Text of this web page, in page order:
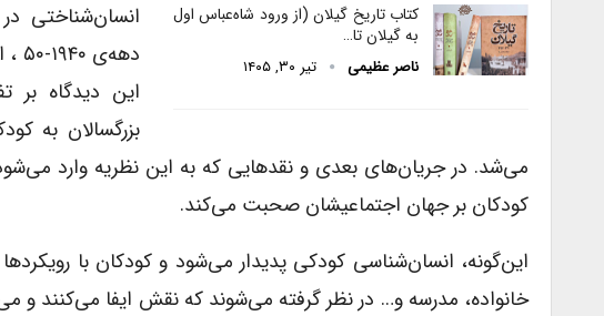
کتاب تاریخ گیلان (از ورود شاه‌عباس اول
به گیلان تا…
ناصر عظیمی تیر ۳۰, ۱۴۰۵
انسان‌شناختی
این دیدگاه بر
بزرگسالان به
می‌شد. در جریان‌های بعدی و نقدهایی که به این نظریه وارد
کودکان بر جهان اجتماعیشان صحبت می‌کند.
این‌گونه، انسان‌شناسی کودکی پدیدار می‌شود و کودکان با
خانواده، مدرسه و… در نظر گرفته می‌شوند که نقش ایفا می‌کنند و